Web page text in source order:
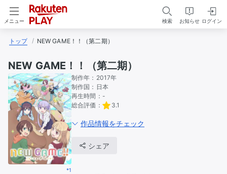
メニュー 検索 お知らせ ログイン
トップ NEW GAME！！（第二期）
NEW GAME！！（第二期）
*1
制作年： 2017年
制作国： 日本
再生時間： -
総合評価：
3.1
作品情報をチェック
シェア